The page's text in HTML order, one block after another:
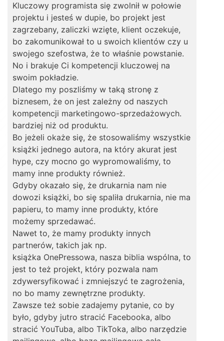
Kluczowy programista się zwolnił w połowie
projektu i jesteś w dupie, bo projekt jest
zagrzebany, zaliczki wzięte, klient oczekuje,
bo zakomunikował to u swoich klientów czy u
swojego szefostwa, że to właśnie powstanie.
No i brakuje Ci kompetencji kluczowej na
swoim pokładzie.
Dlatego my poszliśmy w taką stronę z
biznesem, że on jest zależny od naszych
kompetencji marketingowo-sprzedażowych.
bardziej niż od produktu.
Bo jeżeli okaże się, że stosowaliśmy wszystkie
książki jednego autora, na który akurat jest
hype, czy mocno go wypromowaliśmy, to
mamy inne produkty również.
Gdyby okazało się, że drukarnia nam nie
dowozi książki, bo się spaliła drukarnia, nie ma
papieru, to mamy inne produkty, które
możemy sprzedawać.
Nawet to, że mamy produkty innych
partnerów, takich jak np.
książka OnePressowa, nasza biblia wspólna, to
jest to też projekt, który pozwala nam
zdywersyfikować i zmniejszyć te zagrożenia,
no bo mamy zewnętrzne produkty.
Zawsze też sobie zadajemy pytanie, co by
było, gdyby jutro stracić Facebooka, albo
stracić YouTuba, albo TikToka, albo narzędzie